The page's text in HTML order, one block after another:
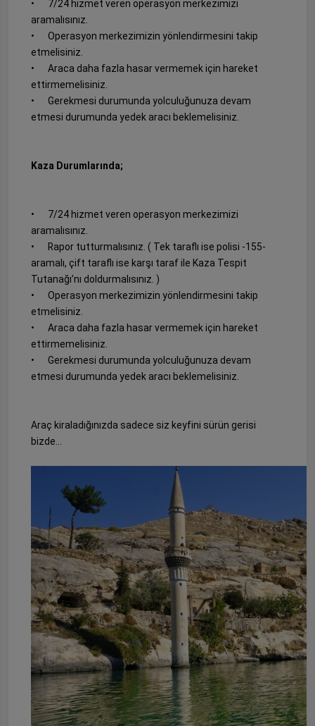
•
7/24 hizmet veren operasyon merkezimizi
aramalısınız.
•
Operasyon merkezimizin yönlendirmesini takip
etmelisiniz.
•
Araca daha fazla hasar vermemek için hareket
ettirmemelisiniz.
•
Gerekmesi durumunda yolculuğunuza devam
etmesi durumunda yedek aracı beklemelisiniz.
Kaza Durumlarında;
•
7/24 hizmet veren operasyon merkezimizi
aramalısınız.
•
Rapor tutturmalısınız. ( Tek taraflı ise polisi -155-
aramalı, çift taraflı ise karşı taraf ile Kaza Tespit
Tutanağı’nı doldurmalısınız. )
•
Operasyon merkezimizin yönlendirmesini takip
etmelisiniz.
•
Araca daha fazla hasar vermemek için hareket
ettirmemelisiniz.
•
Gerekmesi durumunda yolculuğunuza devam
etmesi durumunda yedek aracı beklemelisiniz.
Araç kiraladığınızda sadece siz keyfini sürün gerisi
bizde…